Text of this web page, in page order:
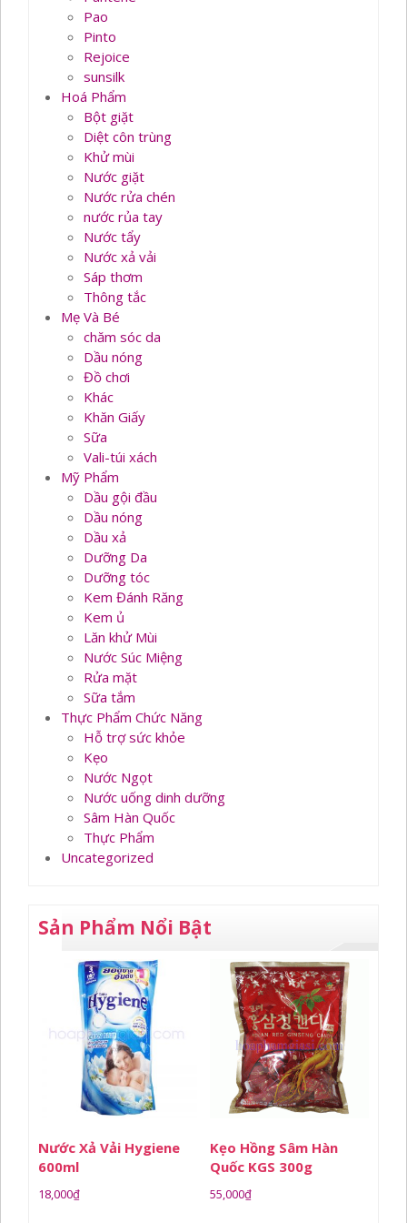
Pao
Pinto
Rejoice
sunsilk
Hoá Phẩm
Bột giặt
Diệt côn trùng
Khử mùi
Nước giặt
Nước rửa chén
nước rủa tay
Nước tẩy
Nước xả vải
Sáp thơm
Thông tắc
Mẹ Và Bé
chăm sóc da
Dầu nóng
Đồ chơi
Khác
Khăn Giấy
Sữa
Vali-túi xách
Mỹ Phẩm
Dầu gội đầu
Dầu nóng
Dầu xả
Dưỡng Da
Dưỡng tóc
Kem Đánh Răng
Kem ủ
Lăn khử Mùi
Nước Súc Miệng
Rửa mặt
Sữa tắm
Thực Phẩm Chức Năng
Hỗ trợ sức khỏe
Kẹo
Nước Ngọt
Nước uống dinh dưỡng
Sâm Hàn Quốc
Thực Phẩm
Uncategorized
Sản Phẩm Nổi Bật
Nước Xả Vải Hygiene
600ml
18,000₫
Kẹo Hồng Sâm Hàn
Quốc KGS 300g
55,000₫